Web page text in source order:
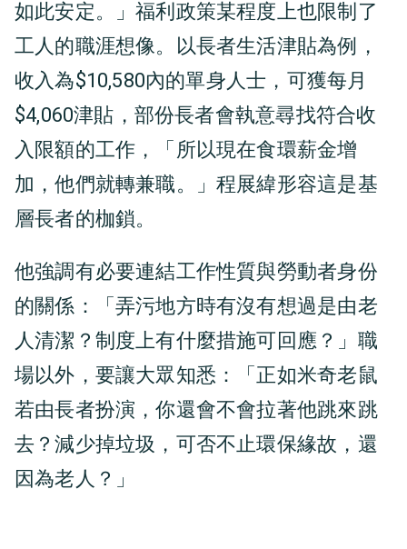
如此安定。」福利政策某程度上也限制了
工人的職涯想像。以長者生活津貼為例，
收入為$10,580內的單身人士，可獲每月
$4,060津貼，部份長者會執意尋找符合收
入限額的工作，「所以現在食環薪金增
加，他們就轉兼職。」程展緯形容這是基
層長者的枷鎖。
他強調有必要連結工作性質與勞動者身份
的關係：「弄污地方時有沒有想過是由老
人清潔？制度上有什麼措施可回應？」職
場以外，要讓大眾知悉：「正如米奇老鼠
若由長者扮演，你還會不會拉著他跳來跳
去？減少掉垃圾，可否不止環保緣故，還
因為老人？」